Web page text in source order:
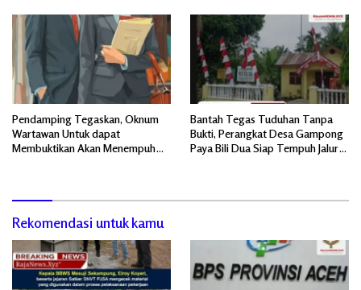
Pendamping Tegaskan, Oknum
Wartawan Untuk dapat
Membuktikan Akan Menempuh
Bantah Tegas Tuduhan Tanpa
Bukti, Perangkat Desa Gampong
Paya Bili Dua Siap Tempuh Jalur
Rekomendasi untuk kamu